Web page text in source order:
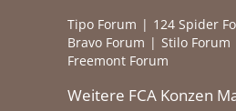
Tipo Forum 124 Spider
Bravo Forum
Stilo Forum
Freemont Forum
Weitere FCA Konzen